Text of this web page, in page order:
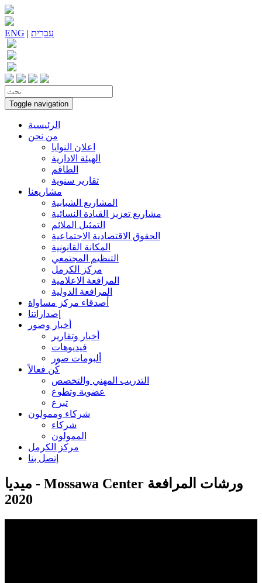
ENG | עִברִית
Toggle navigation
الرئيسية
من نحن
اعلان النوايا
الهيئة الادارية
الطاقم
تقارير سنوية
مشاريعنا
المشاريع الشبابية
مشاريع تعزيز القيادة النسائية
التمثيل الملائم
الحقوق الاقتصادية الاجتماعية
المكانة القانونية
التنظيم المجتمعي
مركز الكرمل
المرافعة الاعلامية
المرافعة الدولية
أصدقاء مركز مساواة
إصداراتنا
أخبار وصور
أخبار وتقارير
فيديوهات
ألبومات صور
كُن فعالاً
التدريب المهني والتخصص
عضوية وتطوع
تبرع
شركاء وممولون
شركاء
الممولون
مركز الكرمل
إتصل بنا
ميديا - Mossawa Center ورشات المرافعة
2020